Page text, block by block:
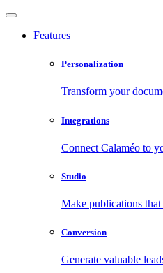
Features
Personalization
Transform your
Integrations
Connect Calaméo to
Studio
Make publications
Conversion
Generate valuable